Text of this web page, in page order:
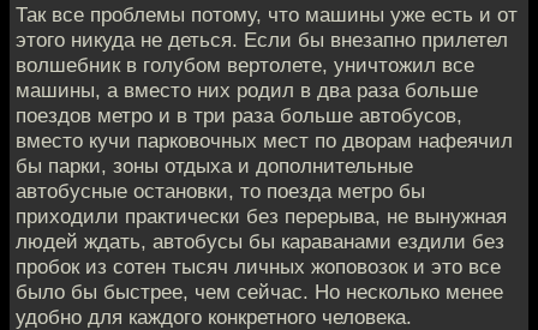
Так все проблемы потому, что машины уже есть и от
этого никуда не деться. Если бы внезапно прилетел
волшебник в голубом вертолете, уничтожил все
машины, а вместо них родил в два раза больше
поездов метро и в три раза больше автобусов,
вместо кучи парковочных мест по дворам нафеячил
бы парки, зоны отдыха и дополнительные
автобусные остановки, то поезда метро бы
приходили практически без перерыва, не вынужная
людей ждать, автобусы бы караванами ездили без
пробок из сотен тысяч личных жоповозок и это все
было бы быстрее, чем сейчас. Но несколько менее
удобно для каждого конкретного человека.